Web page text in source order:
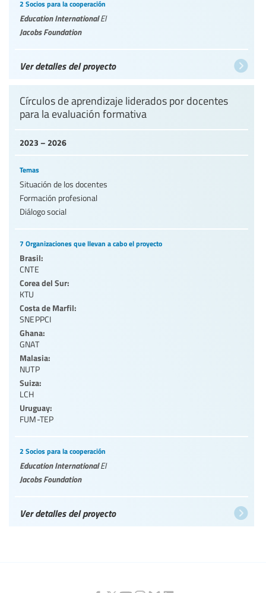
2 Socios para la cooperación
Education InternationalEI
Jacobs Foundation
Ver detalles del proyecto
2023 – 2026
Círculos de aprendizaje liderados por docentes
para la evaluación formativa
Temas
Situación de los docentes
Formación profesional
Diálogo social
7 Organizaciones que llevan a cabo el proyecto
Brasil:
CNTE
Corea del Sur:
KTU
Costa de Marfil:
SNEPPCI
Ghana:
GNAT
Malasia:
NUTP
Suiza:
LCH
Uruguay:
FUM-TEP
2 Socios para la cooperación
Education InternationalEI
Jacobs Foundation
Ver detalles del proyecto